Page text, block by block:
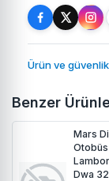
Ürün ve
Benzer
Mars
Dwa